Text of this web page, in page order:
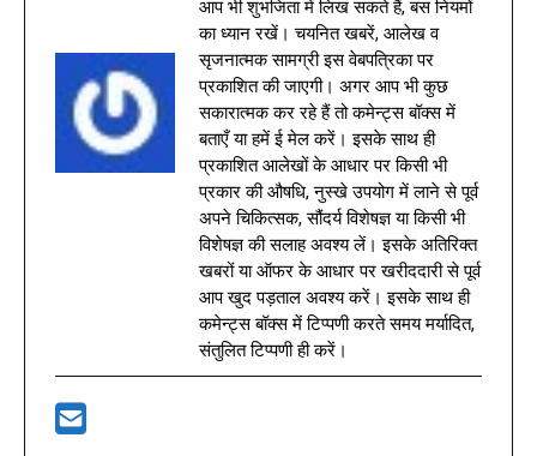
आप भी शुभजिता में लिख सकते हैं, बस नियमों
का ध्यान रखें। चयनित खबरें, आलेख व
सृजनात्मक सामग्री इस वेबपत्रिका पर
प्रकाशित की जाएगी। अगर आप भी कुछ
सकारात्मक कर रहे हैं तो कमेन्ट्स बॉक्स में
बताएँ या हमें ई मेल करें। इसके साथ ही
प्रकाशित आलेखों के आधार पर किसी भी
प्रकार की औषधि, नुस्खे उपयोग में लाने से पूर्व
अपने चिकित्सक, सौंदर्य विशेषज्ञ या किसी भी
विशेषज्ञ की सलाह अवश्य लें। इसके अतिरिक्त
खबरों या ऑफर के आधार पर खरीददारी से पूर्व
आप खुद पड़ताल अवश्य करें। इसके साथ ही
कमेन्ट्स बॉक्स में टिप्पणी करते समय मर्यादित,
संतुलित टिप्पणी ही करें।